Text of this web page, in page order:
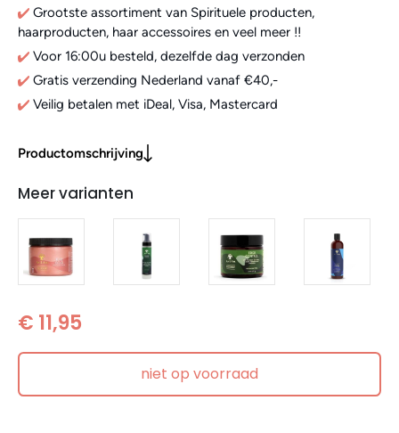
Grootste assortiment van Spirituele producten,
haarproducten, haar accessoires en veel meer !!
Voor 16:00u besteld, dezelfde dag verzonden
Gratis verzending Nederland vanaf €40,-
Veilig betalen met iDeal, Visa, Mastercard
Productomschrijving
Meer varianten
€ 11,95
niet op voorraad